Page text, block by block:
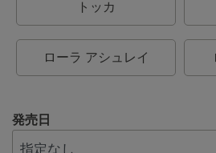
トッカ
ローラ アシュレイ
発売日